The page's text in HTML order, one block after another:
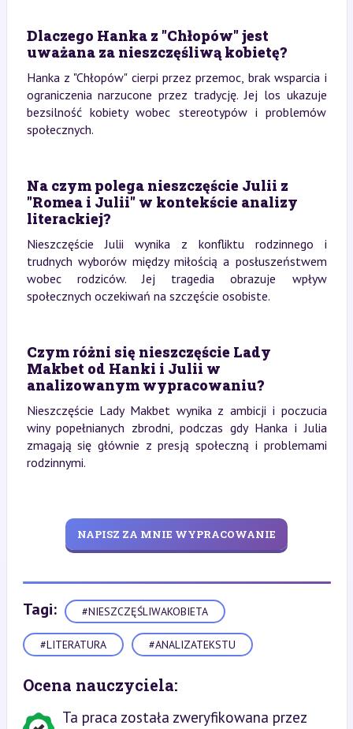
Dlaczego Hanka z "Chłopów" jest
uważana za nieszczęśliwą kobietę?
Hanka z "Chłopów" cierpi przez przemoc, brak wsparcia i
ograniczenia narzucone przez tradycję. Jej los ukazuje
bezsilność kobiety wobec stereotypów i problemów
społecznych.
Na czym polega nieszczęście Julii z
"Romea i Julii" w kontekście analizy
literackiej?
Nieszczęście Julii wynika z konfliktu rodzinnego i
trudnych wyborów między miłością a posłuszeństwem
wobec rodziców. Jej tragedia obrazuje wpływ
społecznych oczekiwań na szczęście osobiste.
Czym różni się nieszczęście Lady
Makbet od Hanki i Julii w
analizowanym wypracowaniu?
Nieszczęście Lady Makbet wynika z ambicji i poczucia
winy popełnianych zbrodni, podczas gdy Hanka i Julia
zmagają się głównie z presją społeczną i problemami
rodzinnymi.
NAPISZ ZA MNIE WYPRACOWANIE
Tagi: #NIESZCZĘŚLIWAKOBIETA
#LITERATURA #ANALIZATEKSTU
Ocena nauczyciela:
Ta praca została zweryfikowana przez